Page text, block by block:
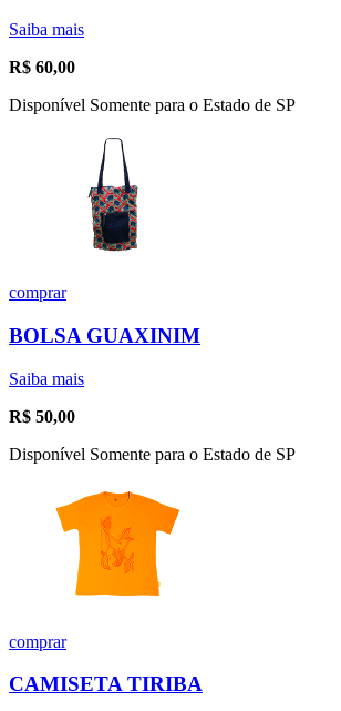
Saiba mais
R$ 60,00
Disponível Somente para o Estado de SP
comprar
BOLSA GUAXINIM
Saiba mais
R$ 50,00
Disponível Somente para o Estado de SP
comprar
CAMISETA TIRIBA